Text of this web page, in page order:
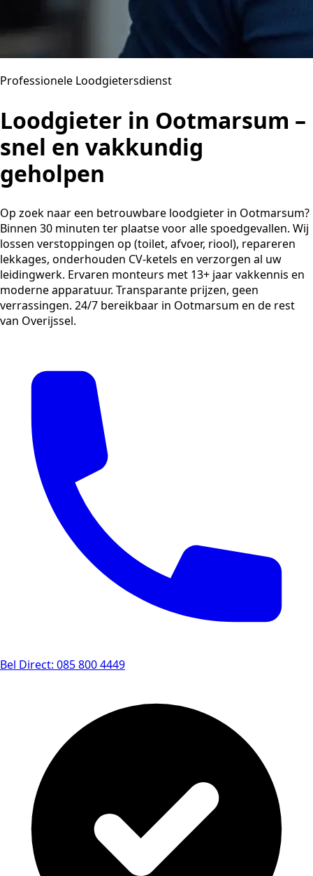
Professionele Loodgietersdienst
Loodgieter in Ootmarsum –
snel en vakkundig
geholpen
Op zoek naar een betrouwbare loodgieter in Ootmarsum?
Binnen 30 minuten ter plaatse voor alle spoedgevallen. Wij
lossen verstoppingen op (toilet, afvoer, riool), repareren
lekkages, onderhouden CV-ketels en verzorgen al uw
leidingwerk. Ervaren monteurs met 13+ jaar vakkennis en
moderne apparatuur. Transparante prijzen, geen
verrassingen. 24/7 bereikbaar in Ootmarsum en de rest
van Overijssel.
Bel Direct: 085 800 4449